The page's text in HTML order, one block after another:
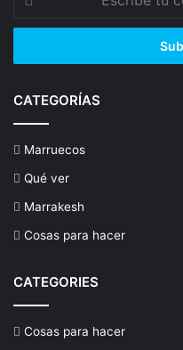
correo
CATEGORÍAS
Marruecos
Qué ver
Marrakesh
Cosas para hacer
CATEGORIES
Cosas para hacer